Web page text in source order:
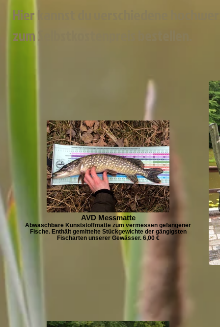
Hier kannst du verschiedene
zum Selbstkostenpreis bestellen.
AVD Messmatte
Abwaschbare Kunststoffmatte zum vermessen gefangener
Fische. Enthält gemittelte Stückgewichte der gängigsten
Fischarten unserer Gewässer. 6,00 €